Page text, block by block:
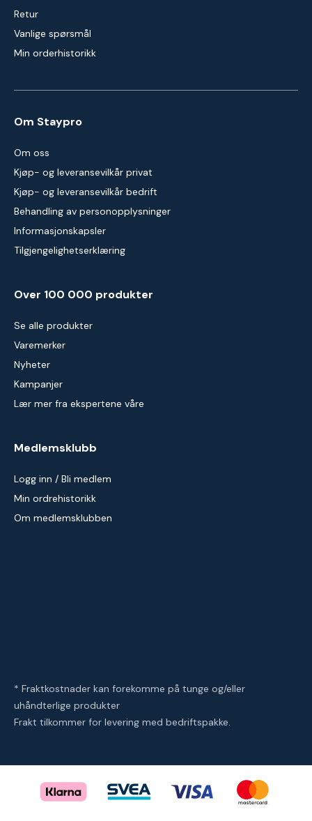
Retur
Vanlige spørsmål
Min orderhistorikk
Om Staypro
Om oss
Kjøp- og leveransevilkår privat
Kjøp- og leveransevilkår bedrift
Behandling av personopplysninger
Informasjonskapsler
Tilgjengelighetserklæring
Over 100 000 produkter
Se alle produkter
Varemerker
Nyheter
Kampanjer
Lær mer fra ekspertene våre
Medlemsklubb
Logg inn / Bli medlem
Min ordrehistorikk
Om medlemsklubben
* Fraktkostnader kan forekomme på tunge og/eller
uhåndterlige produkter
Frakt tilkommer for levering med bedriftspakke.